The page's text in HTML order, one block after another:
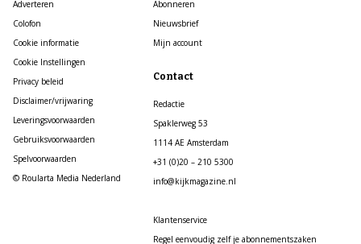
Adverteren
Colofon
Cookie informatie
Cookie Instellingen
Privacy beleid
Disclaimer/vrijwaring
Leveringsvoorwaarden
Gebruiksvoorwaarden
Spelvoorwaarden
© Roularta Media Nederland
Abonneren
Nieuwsbrief
Mijn account
Contact
Redactie
Spaklerweg 53
1114 AE Amsterdam
+31 (0)20 – 210 5300
info@kijkmagazine.nl
Klantenservice
Regel eenvoudig zelf je abonnementszaken